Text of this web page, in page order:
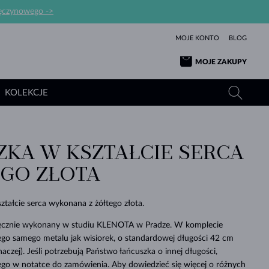
->
MOJE KONTO BLOG
MOJE ZAKUPY
WYJĄTKOWY
SPRAWDŹ
MIŁOŚĆ
SPRAWDŹ
ŻÓŁTE ZŁOTO
RÓŻOWE ZŁOTO
PIĘKNEM
TANZANITY
TOPAZY
DLA NOWORODKÓW
ŚLUBNE
PIĘKNE
SPRAWDŹ
TURMALINY
MOŁDAWITY
BIAŁE ZŁOTO
ŻÓŁTE ZŁOTO
PROSTOTY
SPRAWDŹ
BRANSOLETKI
SPRAWDŹ
PERŁY
SPRAWDŹ
SZAFIRY
SZMARAGDY
ŚLUBNA
ŻÓŁTE ZŁOTO
BIŻUTERIA
SPRAWDŹ
PIĘKNO
SPRAWDŹ
KOLEKCJE
KOLEKCJE
SPRAWDŹ
W KSZTAŁCIE SERCA
ZŁOTA
serca wykonana z żółtego złota.
wykonany w studiu KLENOTA w Pradze. W komplecie
samego metalu jak wisiorek, o standardowej długości 42 cm
Jeśli potrzebują Państwo łańcuszka o innej długości,
w notatce do zamówienia. Aby dowiedzieć się więcej o różnych